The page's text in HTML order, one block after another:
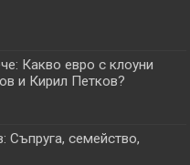
Какво евро с клоуни
и Кирил Петков?
Съпруга, семейство,